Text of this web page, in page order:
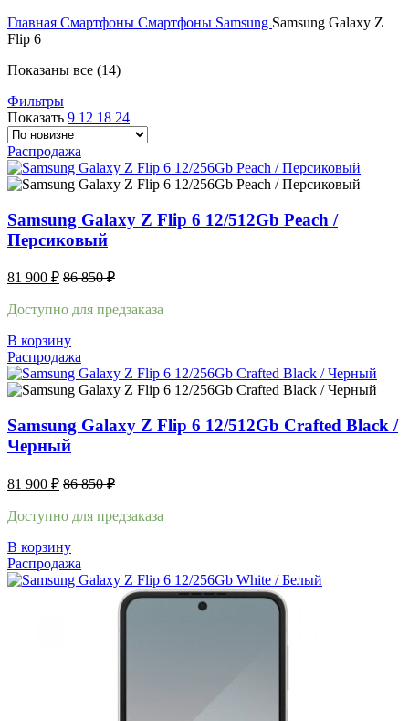
Главная Смартфоны Смартфоны Samsung Samsung Galaxy Z
Flip 6
Показаны все (14)
Фильтры
Показать 9 12 18 24
Распродажа
Samsung Galaxy Z Flip 6 12/512Gb Peach /
Персиковый
81 900 ₽ 86 850₽
Доступно для предзаказа
В корзину
Распродажа
Samsung Galaxy Z Flip 6 12/512Gb Crafted Black /
Черный
81 900 ₽ 86 850₽
Доступно для предзаказа
В корзину
Распродажа